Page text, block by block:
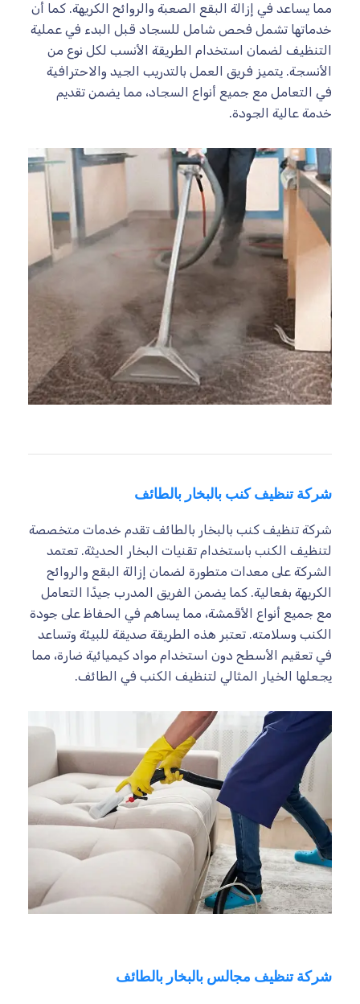
مما يساعد في إزالة البقع الصعبة والروائح الكريهة. كما أن
خدماتها تشمل فحص شامل للسجاد قبل البدء في عملية
التنظيف لضمان استخدام الطريقة الأنسب لكل نوع من
الأنسجة. يتميز فريق العمل بالتدريب الجيد والاحترافية
في التعامل مع جميع أنواع السجاد، مما يضمن تقديم
خدمة عالية الجودة.
شركة تنظيف كنب بالبخار بالطائف
شركة تنظيف كنب بالبخار بالطائف تقدم خدمات متخصصة
لتنظيف الكنب باستخدام تقنيات البخار الحديثة. تعتمد
الشركة على معدات متطورة لضمان إزالة البقع والروائح
الكريهة بفعالية. كما يضمن الفريق المدرب جيدًا التعامل
مع جميع أنواع الأقمشة، مما يساهم في الحفاظ على جودة
الكنب وسلامته. تعتبر هذه الطريقة صديقة للبيئة وتساعد
في تعقيم الأسطح دون استخدام مواد كيميائية ضارة، مما
يجعلها الخيار المثالي لتنظيف الكنب في الطائف.
شركة تنظيف مجالس بالبخار بالطائف